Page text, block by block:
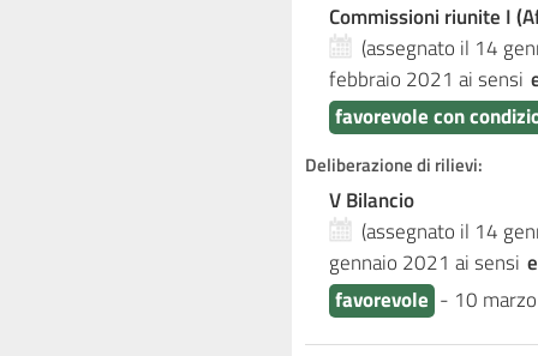
Commissioni riunite I
(assegnato il 14
febbraio 2021 ai sensi
favorevole con
Deliberazione di rilievi:
V Bilancio
(assegnato il 14
gennaio 2021 ai sensi
favorevole - 10